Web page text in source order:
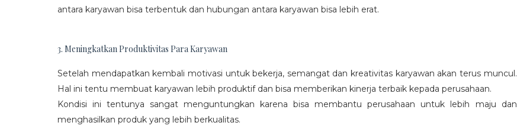
antara karyawan bisa terbentuk dan hubungan antara karyawan bisa lebih erat.
3. Meningkatkan Produktivitas Para Karyawan
Setelah mendapatkan kembali motivasi untuk bekerja, semangat dan kreativitas karyawan akan terus muncul.
Hal ini tentu membuat karyawan lebih produktif dan bisa memberikan kinerja terbaik kepada perusahaan.
Kondisi ini tentunya sangat menguntungkan karena bisa membantu perusahaan untuk lebih maju dan
menghasilkan produk yang lebih berkualitas.